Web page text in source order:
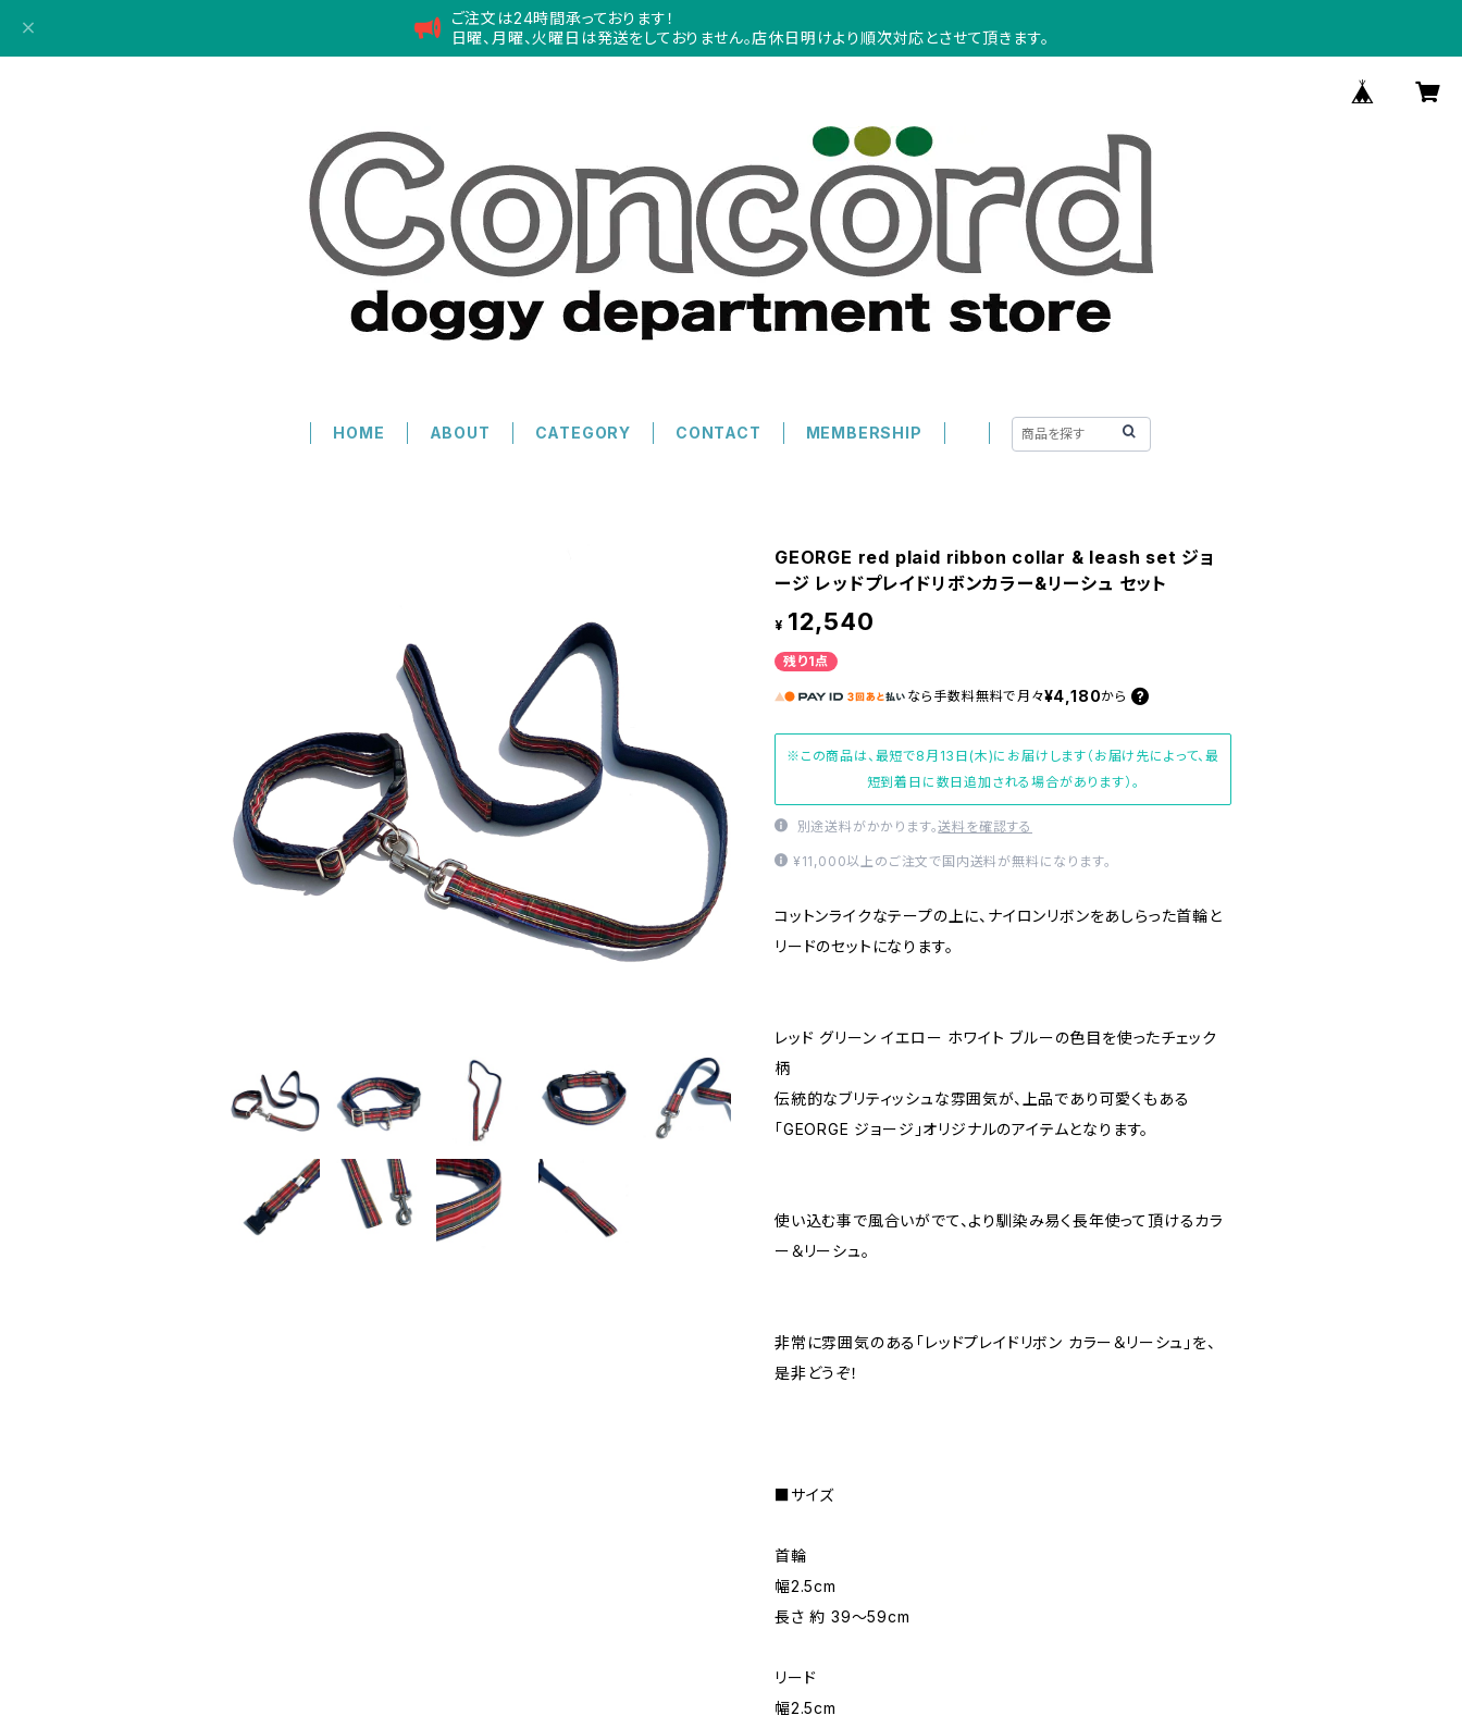
ご注文は24時間承っております！
日曜、月曜、火曜日は発送をしておりません。店休日明けより順次対応とさせて頂きます。
HOME ABOUT CATEGORY CONTACT MEMBERSHIP
GEORGE red plaid ribbon collar & leash set ジョ
ージ レッドプレイドリボンカラー&リーシュ セット
¥ 12,540
残り1点
なら 手数料無料で 月々¥4,180から
※この商品は、最短で8月13日(木)にお届けします（お届け先によって、最
短到着日に数日追加される場合があります）。
別途送料がかかります。送料を確認する
¥11,000以上のご注文で国内送料が無料になります。
コットンライクなテープの上に、ナイロンリボンをあしらった首輪と
リードのセットになります。
レッド グリーン イエロー ホワイト ブルーの色目を使ったチェック
柄
伝統的なブリティッシュな雰囲気が、上品であり可愛くもある
「GEORGE ジョージ」オリジナルのアイテムとなります。
使い込む事で風合いがでて、より馴染み易く長年使って頂けるカラ
ー＆リーシュ。
非常に雰囲気のある「レッドプレイドリボン カラー＆リーシュ」を、
是非どうぞ！
■サイズ
首輪
幅2.5cm
長さ 約 39～59cm
リード
幅2.5cm